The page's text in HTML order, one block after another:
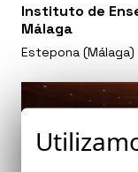
Instituto de
Málaga
Estepona (Málaga)